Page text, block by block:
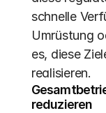
schnelle
Umrüstung
es, diese
realisieren.
reduzieren